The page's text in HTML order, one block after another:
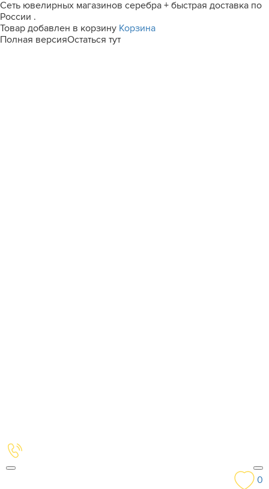
Сеть ювелирных магазинов серебра + быстрая доставка по
России .
Товар добавлен в корзину Корзина
Полная версияОстаться тут
0